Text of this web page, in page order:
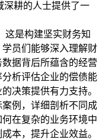
深耕的人士提供了一
这是构建坚实财务知
员们能够深入理解财
据背后所蕴含的经营
析评估企业的偿债能
决策提供有力支持。
例，详细剖析不同成
在复杂的业务环境中
本，提升企业效益。